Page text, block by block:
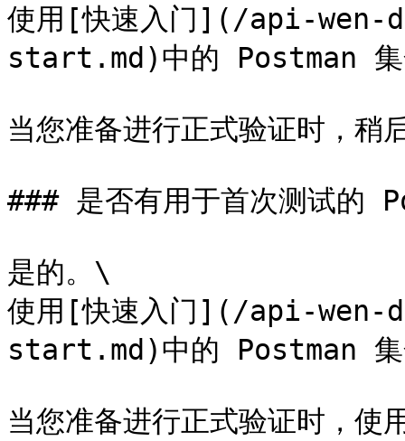
使用[快速入门](/api-
start.md)中的 Postman 集
当您准备进行正式验证时，稍
### 是否有用于首次测试的
是的。\
使用[快速入门](/api-
start.md)中的 Postman 集
当您准备进行正式验证时，使